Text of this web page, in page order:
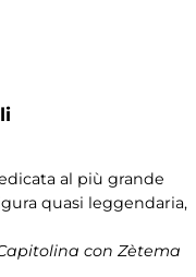
al più grande
quasi leggendaria,
con Zètema